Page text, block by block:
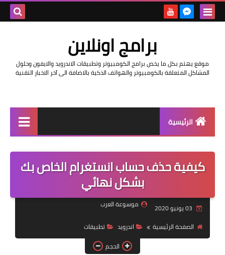
برامج اونلاين
موقع يهتم بكل ما يخص برامج الكومبيوتر وتطبيقات الاندرويد والايفون وحلول
المشاكل المتعلقة بالكومبيوتر والهواتف الذكية بالاضافة الى آخر الاخبار التقنية
الرئيسية
مراجعات
حماية
اندرويد
آيفون
ويندوز
كيفية حذف حساب انستغرام الخاص بك
بشكل نهائي
موسوعة العرب
الصفحة الرئيسية
اندرويد
تطبيقات
الحجم